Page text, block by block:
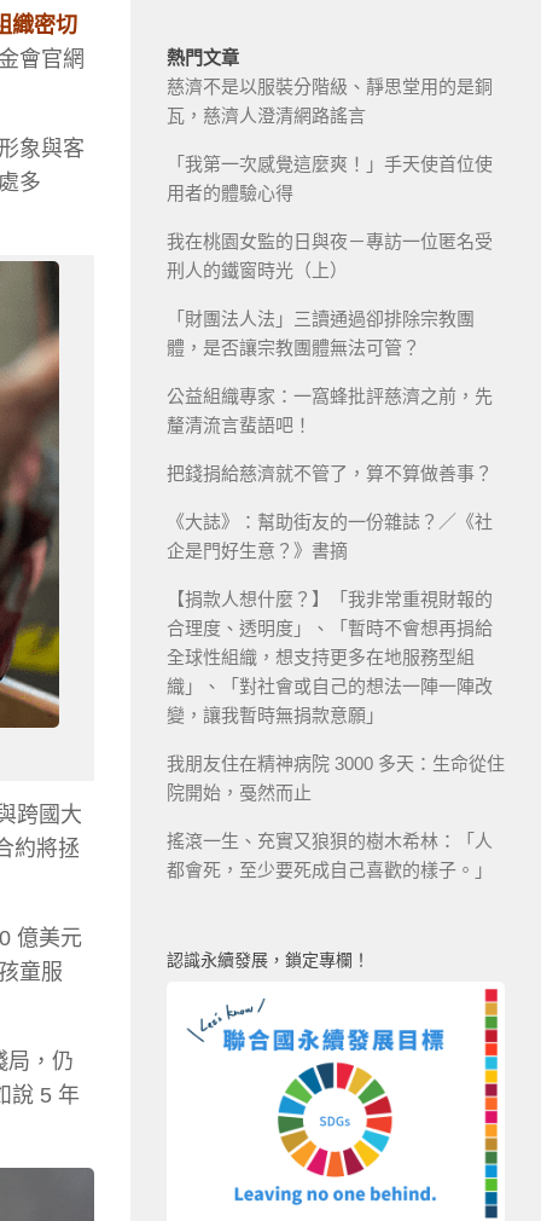
織密切
會官網
象與客
多
跨國大
約將拯
億美元
童服
局，仍
說 5 年
熱門文章
慈濟不是以服裝分階級、靜思堂用的是銅
瓦，慈濟人澄清網路謠言
「我第一次感覺這麼爽！」手天使首位使
用者的體驗心得
我在桃園女監的日與夜－專訪一位匿名受
刑人的鐵窗時光（上）
「財團法人法」三讀通過卻排除宗教團
體，是否讓宗教團體無法可管？
公益組織專家：一窩蜂批評慈濟之前，先
釐清流言蜚語吧！
把錢捐給慈濟就不管了，算不算做善事？
《大誌》：幫助街友的一份雜誌？／《社
企是門好生意？》書摘
【捐款人想什麼？】「我非常重視財報的
合理度、透明度」、「暫時不會想再捐給
全球性組織，想支持更多在地服務型組
織」、「對社會或自己的想法一陣一陣改
變，讓我暫時無捐款意願」
我朋友住在精神病院 3000 多天：生命從住
院開始，戞然而止
搖滾一生、充實又狼狽的樹木希林：「人
都會死，至少要死成自己喜歡的樣子。」
認識永續發展，鎖定專欄！